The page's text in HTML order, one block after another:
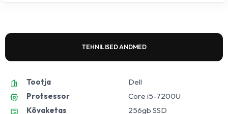
TEHNILISED ANDMED
Tootja
Dell
Protsessor
Core i5-7200U
Kõvaketas
256gb SSD